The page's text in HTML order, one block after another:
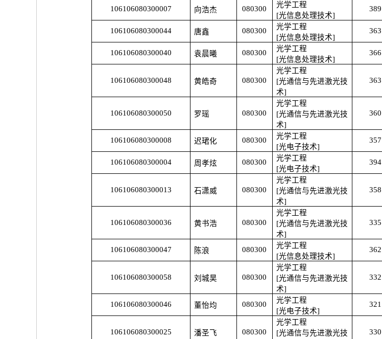
106106080300007 向浩杰 080300
光学工程
[光信息处理技术]
389
106106080300044 唐鑫 080300
光学工程
[光信息处理技术]
363
106106080300040 袁晨曦 080300
光学工程
[光信息处理技术]
366
106106080300048 黄皓奇 080300
光学工程
[光通信与先进激光技
术]
363
106106080300050 罗瑶 080300
光学工程
[光通信与先进激光技
术]
360
106106080300008 迟珺化 080300
光学工程
[光电子技术]
357
106106080300004 周孝炫 080300
光学工程
[光电子技术]
394
106106080300013 石潇威 080300
光学工程
[光通信与先进激光技
术]
358
106106080300036 黄书浩 080300
光学工程
[光通信与先进激光技
术]
335
106106080300047 陈浪 080300
光学工程
[光信息处理技术]
362
106106080300058 刘城昊 080300
光学工程
[光通信与先进激光技
术]
332
106106080300046 董怡均 080300
光学工程
[光电子技术]
321
106106080300025 潘圣飞 080300
光学工程
[光通信与先进激光技
330